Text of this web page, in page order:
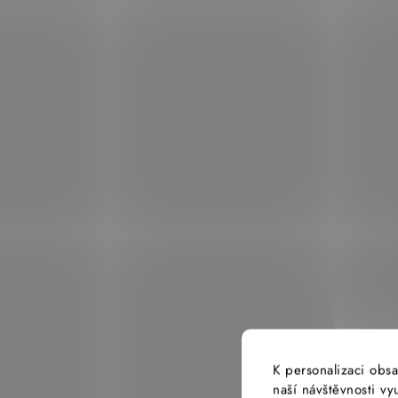
K personalizaci
naší návštěvnosti